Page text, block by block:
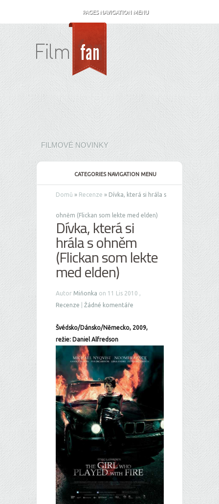
PAGES NAVIGATION MENU
FILMOVÉ NOVINKY
CATEGORIES NAVIGATION MENU
Domů » Recenze » Dívka, která si hrála s
ohněm (Flickan som lekte med elden)
Dívka, která si
hrála s ohněm
(Flickan som lekte
med elden)
Autor Miňonka on 11 Lis 2010 ,
Recenze
Žádné komentáře
Švédsko/Dánsko/Německo, 2009,
režie: Daniel Alfredson